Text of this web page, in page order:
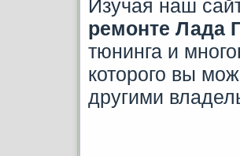
Изучая наш
ремонте Лада
тюнинга и
которого вы
другими